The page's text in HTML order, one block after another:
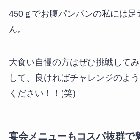
450ｇでお腹パンパンの私には足
ん。
大食い自慢の方はぜひ挑戦して
して、良ければチャレンジのよ
ください！！(笑)
宴会メニューもコスパ抜群で